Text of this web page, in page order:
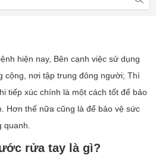
hiện nay, Bên cạnh việc sử dụng
cộng, nơi tập trung đông người; Thì
tiếp xúc chính là một cách tốt để bảo
Hơn thế nữa cũng là để bảo vệ sức
rửa tay là gì?